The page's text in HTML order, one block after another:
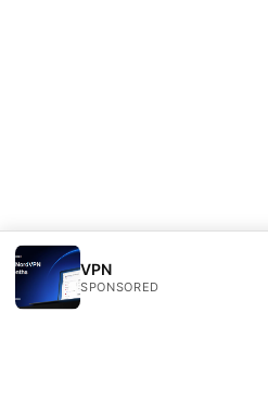
VPN
SPONSORED